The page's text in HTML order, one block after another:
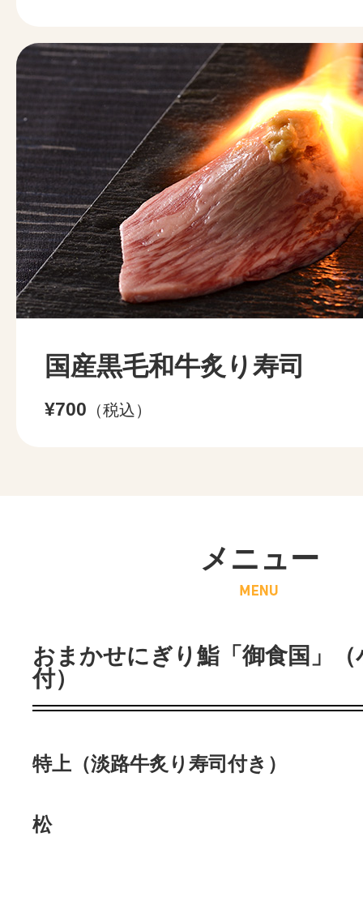
国産黒毛和牛炙り寿司
¥700 （税込）
メニュー
おまかせにぎり鮨「御食国」（
付）
特上（淡路牛炙り寿司付き）
松